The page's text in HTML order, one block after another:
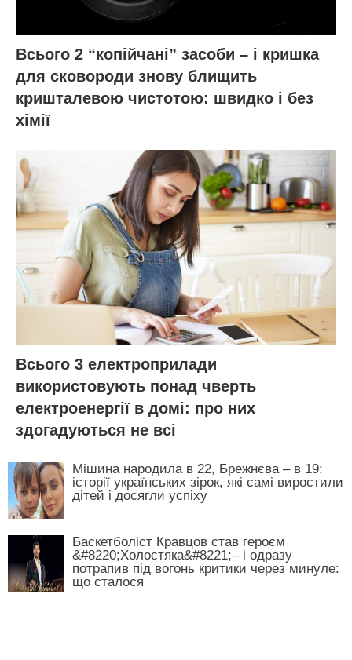
Всього 2 “копійчані” засоби – і кришка
для сковороди знову блищить
кришталевою чистотою: швидко і без
хімії
Всього 3 електроприлади
використовують понад чверть
електроенергії в домі: про них
здогадуються не всі
Мішина народила в 22, Брежнєва – в 19:
історії українських зірок, які самі виростили
дітей і досягли успіху
Баскетболіст Кравцов став героєм
&#8220;Холостяка&#8221;– і одразу
потрапив під вогонь критики через минуле:
що сталося